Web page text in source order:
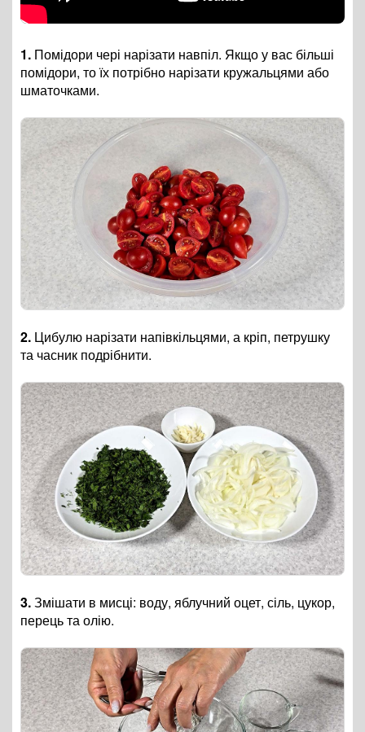
1. Помідори чері нарізати навпіл. Якщо у вас більші
помідори, то їх потрібно нарізати кружальцями або
шматочками.
2. Цибулю нарізати напівкільцями, а кріп, петрушку
та часник подрібнити.
3.Змішати в мисці: воду, яблучний оцет, сіль, цукор,
перець та олію.